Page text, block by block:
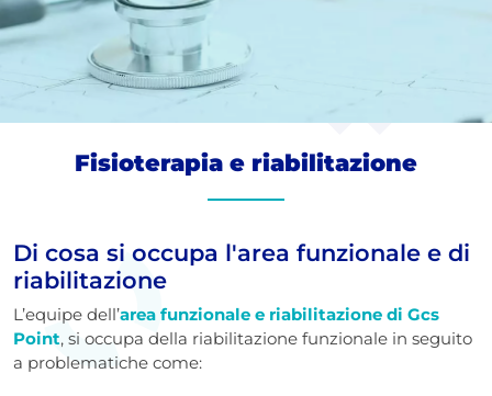
Fisioterapia e riabilitazione
Di cosa si occupa l'area funzionale e di
riabilitazione
L’equipe dell’area funzionale e riabilitazione di Gcs
Point, si occupa della riabilitazione funzionale in seguito
a problematiche come: